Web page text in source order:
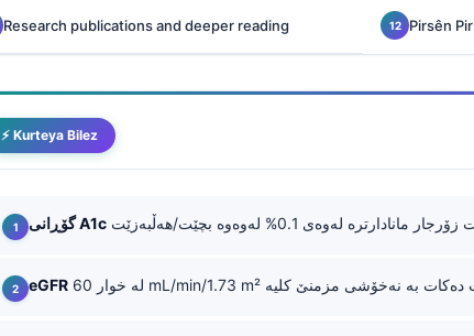
Research publications and deeper reading Pirsên
⚡ Kurteya Bilez
گۆڕانی A1c
eGFR